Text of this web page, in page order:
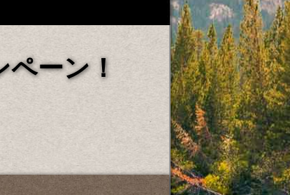
ーン！